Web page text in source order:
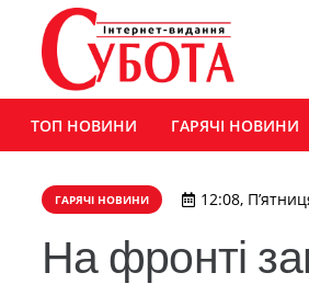
ТОП НОВИНИ ГАРЯЧІ НОВИНИ
ГАРЯЧІ НОВИНИ 12:08,
На фронті